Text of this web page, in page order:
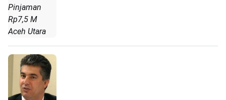
Pinjaman
Rp7,5 M
Aceh Utara